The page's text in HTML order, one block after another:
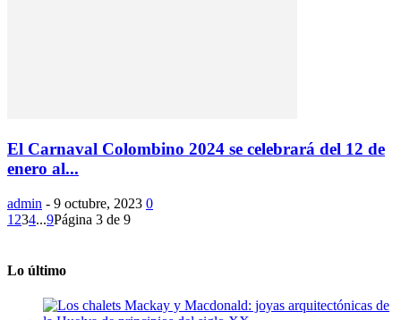
El Carnaval Colombino 2024 se celebrará del 12 de
enero al...
admin - 9 octubre, 2023 0
1 234...9Página 3 de 9
Lo último